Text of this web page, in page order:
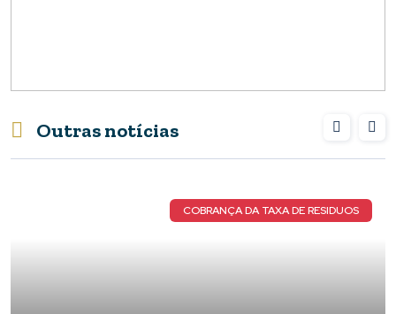
Outras notícias
COBRANÇA DA TAXA DE RESIDUOS